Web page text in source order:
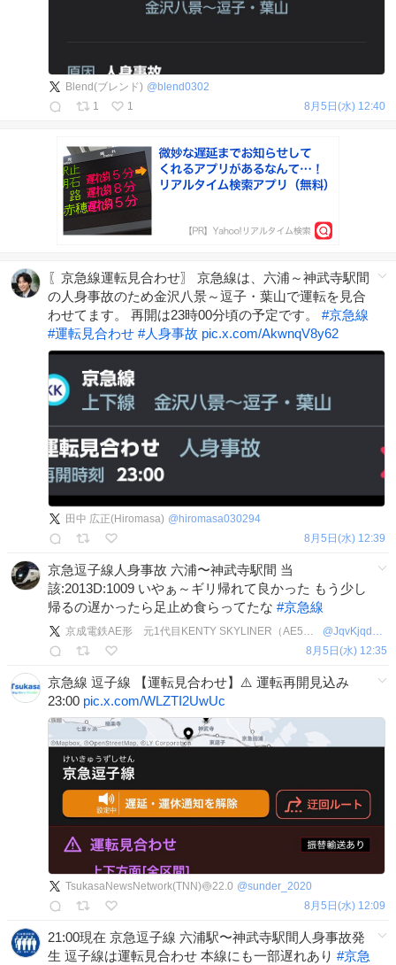
Blend(ブレンド) @blend0302
1
1 8月5日(水) 12:40
〖京急線運転見合わせ〗 京急線は、六浦～神武寺駅間
の人身事故のため金沢八景～逗子・葉山で運転を見合
わせてます。 再開は23時00分頃の予定です。 #京急線
#運転見合わせ #人身事故 pic.x.com/AkwnqV8y62
田中 広正(Hiromasa) @ hiromasa030294
8月5日(水) 12:39
京急逗子線人身事故 六浦〜神武寺駅間 当
該:2013D:1009 いやぁ～ギリ帰れて良かった もう少し
帰るの遅かったら足止め食らってたな #京急線
京成電鉄AE形 元1代目KENTY SKYLINER（AE5編成）ディアナの専属特急電車 @JqvKjqd4NVwct4Z
8月5日(水) 12:35
京急線 逗子線 【運転見合わせ】⚠️ 運転再開見込み
23:00 pic.x.com/WLZTI2UwUc
TsukasaNewsNetwork(TNN)🍥22.0 @sunder_2020
8月5日(水) 12:09
21:00現在 京急逗子線 六浦駅〜神武寺駅間人身事故発
生 逗子線は運転見合わせ 本線にも一部遅れあり #京急